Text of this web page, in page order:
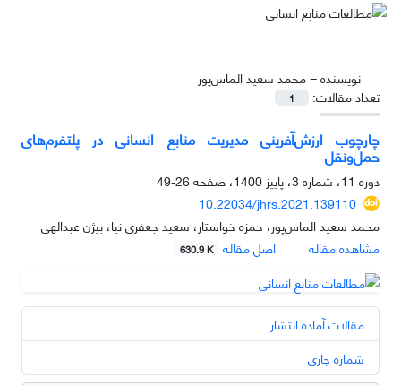
نویسنده =محمد سعید الماس‌پور
تعداد مقالات:
1
چارچوب ارزش‌‌آفرینی مدیریت منابع انسانی در پلتفرم‌های
حمل‌ونقل
دوره 11، شماره 3، پاییز 1400، صفحه
26-49
10.22034/jhrs.2021.139110
محمد سعید الماس‌پور، حمزه خواستار، سعید جعفری نیا، بیژن عبدالهی
مشاهده مقاله
اصل مقاله 630.9 K
مقالات آماده انتشار
شماره جاری